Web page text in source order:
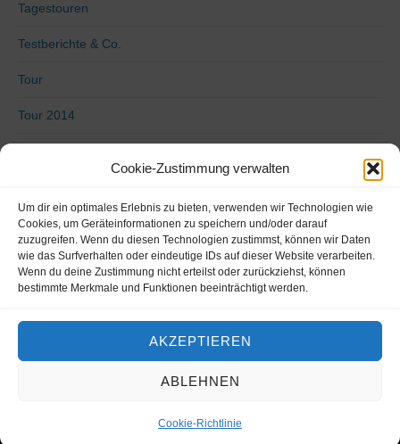
Cookie-Zustimmung verwalten
Um dir ein optimales Erlebnis zu bieten, verwenden wir Technologien wie
Cookies, um Geräteinformationen zu speichern und/oder darauf
zuzugreifen. Wenn du diesen Technologien zustimmst, können wir Daten
wie das Surfverhalten oder eindeutige IDs auf dieser Website verarbeiten.
Wenn du deine Zustimmung nicht erteilst oder zurückziehst, können
bestimmte Merkmale und Funktionen beeinträchtigt werden.
AKZEPTIEREN
ABLEHNEN
Cookie-Richtlinie
Tagestouren
Testberichte & Co.
Tour
Tour 2014
Uncategorized
Video
Von Küste zu Küste 2018
Vorbereitung
life-on-bike.de•Chicago von